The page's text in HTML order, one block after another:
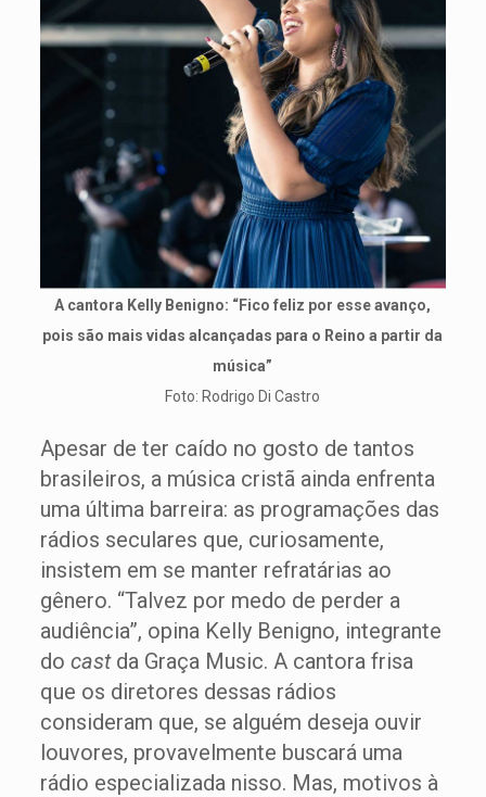
A cantora Kelly Benigno: “Fico feliz por esse avanço,
pois são mais vidas alcançadas para o Reino a partir da
música”
Foto: Rodrigo Di Castro
Apesar de ter caído no gosto de tantos
brasileiros, a música cristã ainda enfrenta
uma última barreira: as programações das
rádios seculares que, curiosamente,
insistem em se manter refratárias ao
gênero. “Talvez por medo de perder a
audiência”, opina Kelly Benigno, integrante
do castda Graça Music. A cantora frisa
que os diretores dessas rádios
consideram que, se alguém deseja ouvir
louvores, provavelmente buscará uma
rádio especializada nisso. Mas, motivos à